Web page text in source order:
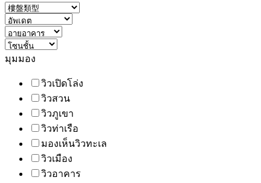
มุมมอง
วิวเปิดโล่ง
วิวสวน
วิวภูเขา
วิวท่าเรือ
มองเห็นวิวทะเล
วิวเมือง
วิวอาคาร